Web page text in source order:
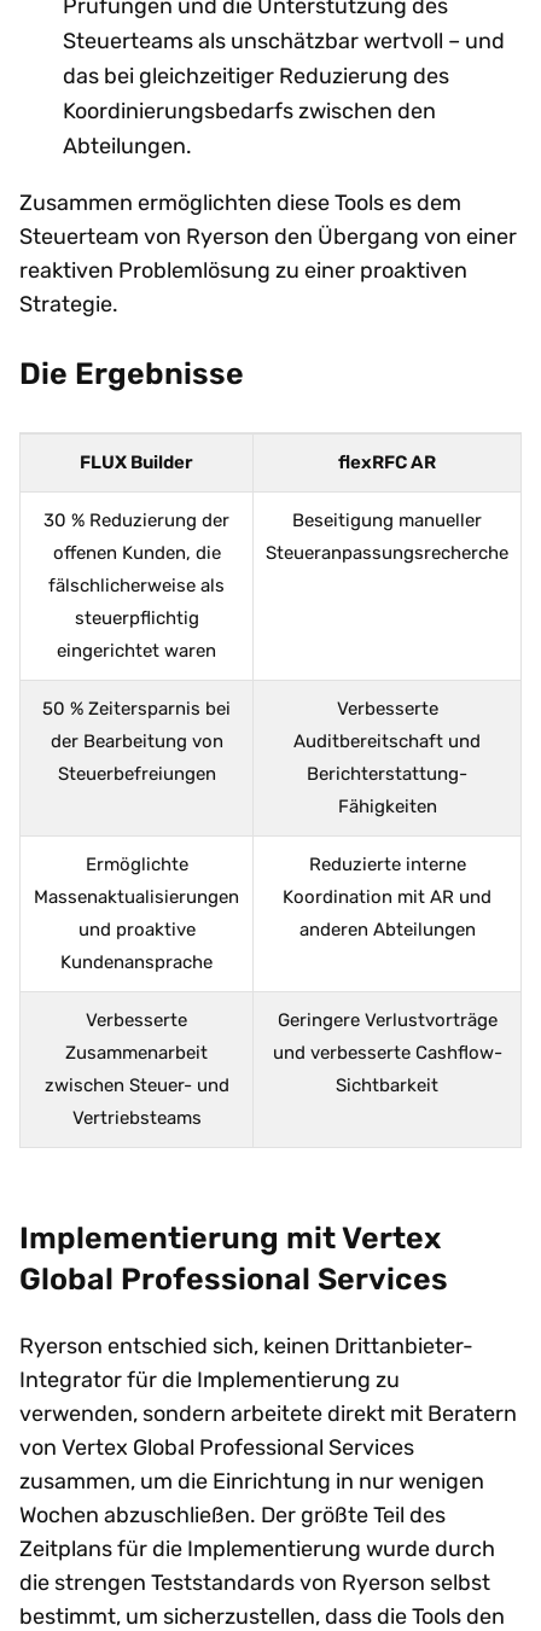
Prüfungen und die Unterstützung des
Steuerteams als unschätzbar wertvoll – und
das bei gleichzeitiger Reduzierung des
Koordinierungsbedarfs zwischen den
Abteilungen.
Zusammen ermöglichten diese Tools es dem
Steuerteam von Ryerson den Übergang von einer
reaktiven Problemlösung zu einer proaktiven
Strategie.
Die Ergebnisse
FLUX Builder flexRFC AR
30 % Reduzierung der
offenen Kunden, die
fälschlicherweise als
steuerpflichtig
eingerichtet waren
Beseitigung manueller
Steueranpassungsrecherche
50 % Zeitersparnis bei
der Bearbeitung von
Steuerbefreiungen
Verbesserte
Auditbereitschaft und
Berichterstattung-
Fähigkeiten
Ermöglichte
Massenaktualisierungen
und proaktive
Kundenansprache
Reduzierte interne
Koordination mit AR und
anderen Abteilungen
Verbesserte
Zusammenarbeit
zwischen Steuer- und
Vertriebsteams
Geringere Verlustvorträge
und verbesserte Cashflow-
Sichtbarkeit
Implementierung mit Vertex
Global Professional Services
Ryerson entschied sich, keinen Drittanbieter-
Integrator für die Implementierung zu
verwenden, sondern arbeitete direkt mit Beratern
von Vertex Global Professional Services
zusammen, um die Einrichtung in nur wenigen
Wochen abzuschließen. Der größte Teil des
Zeitplans für die Implementierung wurde durch
die strengen Teststandards von Ryerson selbst
bestimmt, um sicherzustellen, dass die Tools den